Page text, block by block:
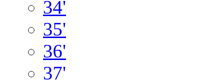
34'
35'
36'
37'